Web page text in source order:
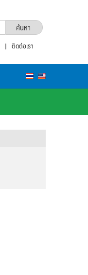
|ติดต่อเรา